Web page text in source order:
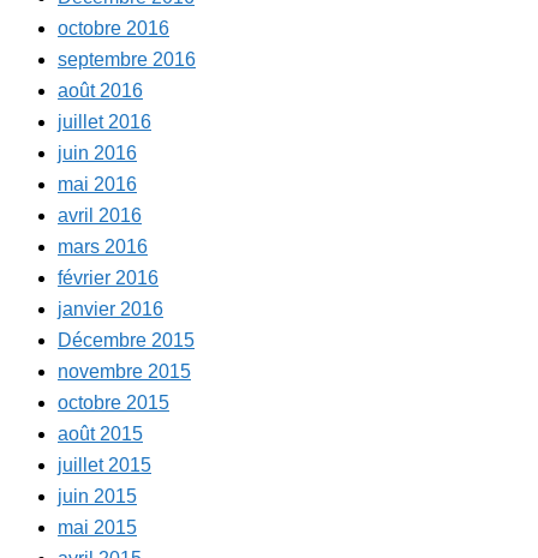
octobre 2016
septembre 2016
août 2016
juillet 2016
juin 2016
mai 2016
avril 2016
mars 2016
février 2016
janvier 2016
Décembre 2015
novembre 2015
octobre 2015
août 2015
juillet 2015
juin 2015
mai 2015